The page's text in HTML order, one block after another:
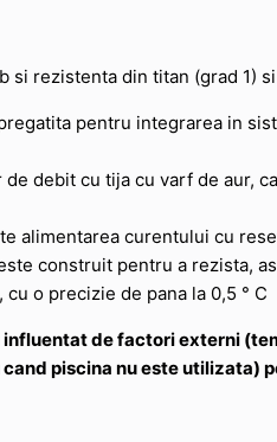
si rezistenta din titan (grad
pentru integrarea in
debit cu tija cu varf de
alimentarea curentului cu
construit pentru a rezista,
o precizie de pana la 0,5 ° C
de factori externi
piscina nu este